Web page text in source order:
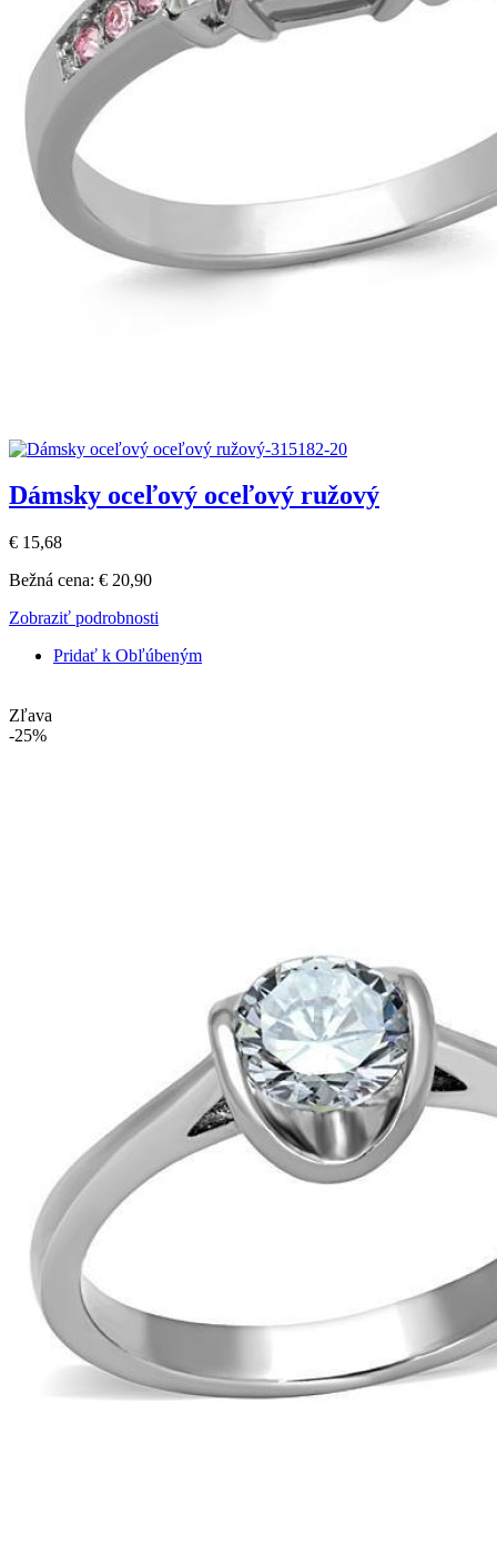
Dámsky oceľový oceľový ružový
€ 15,68
Bežná cena: € 20,90
Zobraziť podrobnosti
Pridať k Obľúbeným
Zľava
-25%